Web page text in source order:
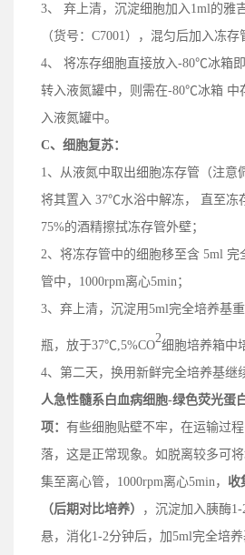
3、 弃上清，沉淀细胞加入1ml的雅
（货号： C7001），混匀后加入冻存
4、 将冻存细胞直接放入-80℃冰箱
转入液氮罐中， 则 需在-80℃冰箱 中
入液氮罐中。
C、 细胞复苏：
1、
从液氮中取出细胞冻存管（注意
将其置入 37℃水浴中解冻， 直至冻
75%的酒精擦拭冻存管外壁；
2、 将冻存管中的细胞移至含 5ml 完
管中，1000rpm离心5min；
3、 弃上清，沉淀用5ml完全培养基
瓶， 放于37℃,5%CO
2
细胞培养箱中
4、 第二天，换用新鲜完全培养基继
人急性髓系白血病细胞-绿色荧光蛋
项： 有些细胞贴壁不牢，在运输过
落，这是正常现象。如脱离较多可
集至离心管，1000rpm离心5min， 收
（后期对比培养）
，沉淀加入胰酶
悬，消化1-2分钟后，加5ml完全培